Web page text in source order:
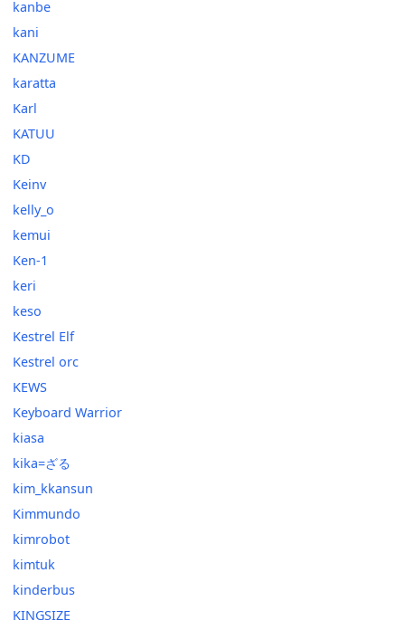
kanbe
kani
KANZUME
karatta
Karl
KATUU
KD
Keinv
kelly_o
kemui
Ken-1
keri
keso
Kestrel Elf
Kestrel orc
KEWS
Keyboard Warrior
kiasa
kika=ざる
kim_kkansun
Kimmundo
kimrobot
kimtuk
kinderbus
KINGSIZE